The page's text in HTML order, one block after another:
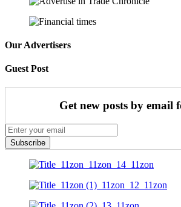
Our Advertisers
Guest Post
Get new posts by email
Subscribe